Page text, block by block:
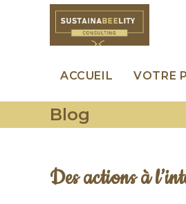
ACCUEIL VOTRE
Blog
Des actions à